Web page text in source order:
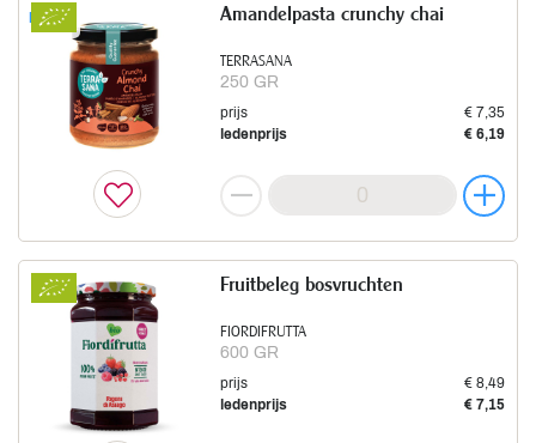
Nieuw
TERRASANA
250 GR
Amandelpasta crunchy chai
prijs
€ 7,35
ledenprijs
€ 6,19
FIORDIFRUTTA
600 GR
Fruitbeleg bosvruchten
prijs
€ 8,49
ledenprijs
€ 7,15